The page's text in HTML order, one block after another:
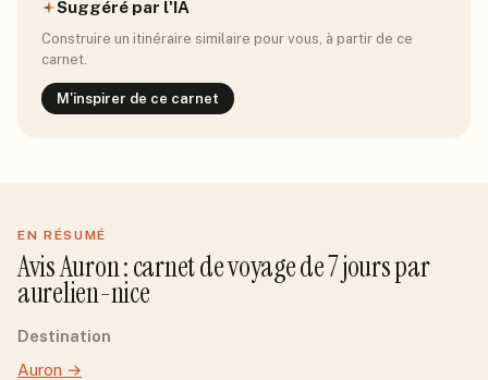
Suggéré par l'IA
Construire un itinéraire similaire pour vous, à partir de ce
carnet.
M'inspirer de ce carnet
EN RÉSUMÉ
AvisAuron: carnet de voyage de7jourspar
aurelien-nice
Destination
Auron →